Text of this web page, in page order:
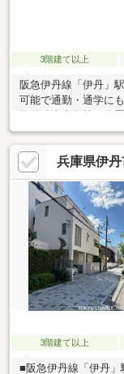
3階建て以上
阪急伊丹線「伊丹」
可能で通勤・通学に
た、周辺にはスーパ
実しており、日々の
に加え、タタミコー
め、ご年配の方が同
境・間取りのバラン
お問い合わせくださ
兵庫県伊
3階建て以上
■阪急伊丹線「伊丹